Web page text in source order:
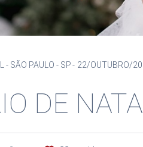
- SÃO PAULO - SP 22/OUTUBRO/
DE